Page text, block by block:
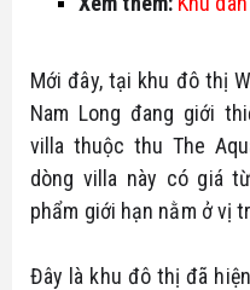
Mới đây, tại khu đô thị
Nam Long đang giới
villa thuộc thu The
dòng villa này có giá
phẩm giới hạn nằm ở vị
Đây là khu đô thị đã